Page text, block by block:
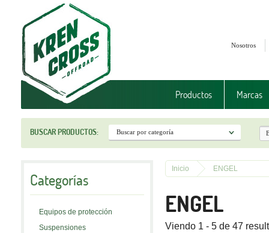
Nosotros
Productos Marcas
BUSCAR PRODUCTOS:
Categorías
Equipos de protección
Suspensiones
Inicio ENGEL
ENGEL
Viendo 1 - 5 de 47